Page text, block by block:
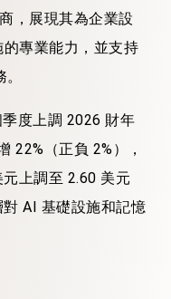
，展現其為企業設
專業能力，並支持
度上調 2026 財年
22%（正負 2%），
上調至 2.60 美元
對 AI 基礎設施和記憶